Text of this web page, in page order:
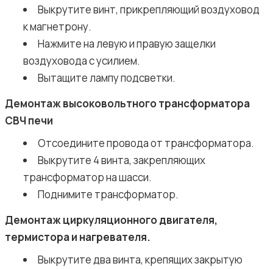
Выкрутите винт, прикрепляющий воздуховод
к магнетрону.
Нажмите на левую и правую защелки
воздуховода с усилием.
Вытащите лампу подсветки.
Демонтаж высоковольтного трансформатора
СВЧ печи
Отсоедините провода от трансформатора.
Выкрутите 4 винта, закрепляющих
трансформатор на шасси.
Поднимите трансформатор.
Демонтаж циркуляционного двигателя,
термистора и нагревателя.
Выкрутите два винта, крепящих закрытую